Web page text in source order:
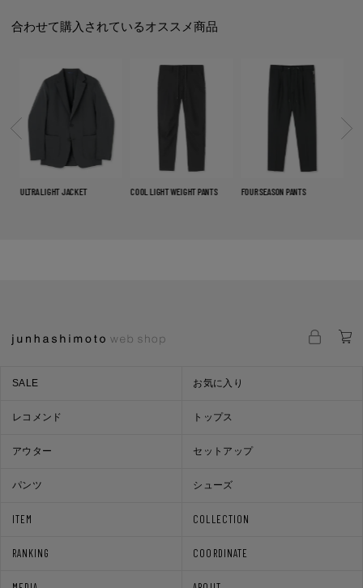
合わせて購入されているオススメ商品
COOL LIGHT WEIGHT PANTS FOUR SEASON PANTS
DOUBLE POCKET OPEN COLLAR
ITEM COLLECTION
RANKING COORDINATE
SALE お気に入り
レコメンド トップス
アウター セットアップ
パンツ シューズ